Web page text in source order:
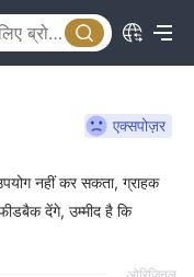
एक्सपोज़र
नहीं कर सकता, ग्राहक
देंगे, उम्मीद है कि